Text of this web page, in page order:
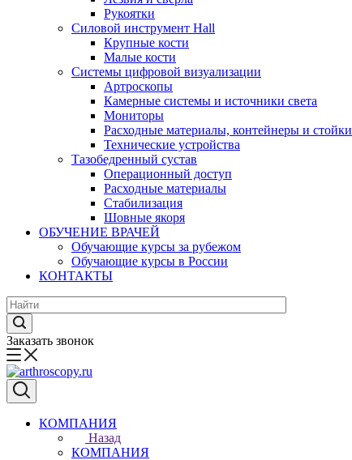
Рукоятки
Силовой инструмент Hall
Крупные кости
Малые кости
Системы цифровой визуализации
Артроскопы
Камерные системы и источники света
Мониторы
Расходные материалы, контейнеры и стойки
Технические устройства
Тазобедренный сустав
Операционный доступ
Расходные материалы
Стабилизация
Шовные якоря
ОБУЧЕНИЕ ВРАЧЕЙ
Обучающие курсы за рубежом
Обучающие курсы в России
КОНТАКТЫ
Заказать звонок
КОМПАНИЯ
Назад
КОМПАНИЯ